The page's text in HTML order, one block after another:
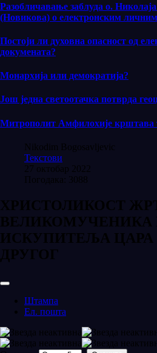
Разобличавање заблуда о.
(Новикова) о електронским
Постоји ли духовна опасност од
докумената?
Монархија или демократија?
Још једна светоотачка потврда
Митрополит Амфилохије крштава
Nikodim Bogosavljevic
Текстови
27 октобар 2022
Погодака: 3088
ХРИСТОЛИКОСТ
ВЕЛИКОМУЧЕНИКА
ИСКУПИТЕЉА ЦАРА
ДРУГОГ
Штампа
Ел. пошта